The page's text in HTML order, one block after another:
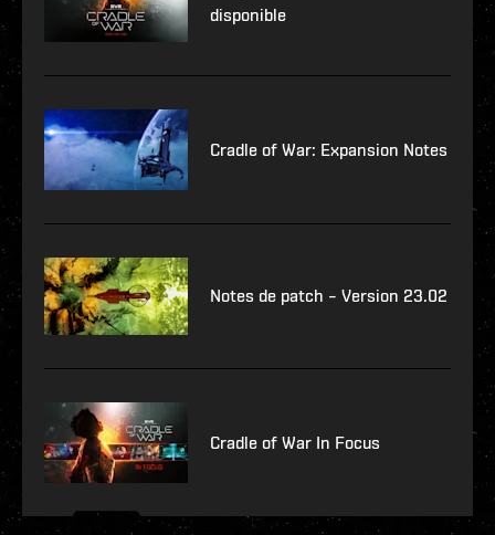
disponible
Cradle of War: Expansion Notes
Notes de patch – Version 23.02
Cradle of War In Focus